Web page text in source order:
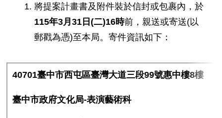
將提案計畫書及附件裝於信封或包裹內，於
115年3月31日(二)16時前，親送或寄送(以
郵戳為憑)至本局。寄件資訊如下：
40701臺中市西屯區臺灣大道三段99號惠中樓8樓
臺中市政府文化局-表演藝術科